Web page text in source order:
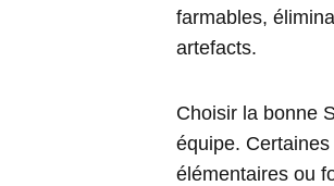
farmables,
artefacts.
Choisir la bonne
équipe.
élémentaires ou